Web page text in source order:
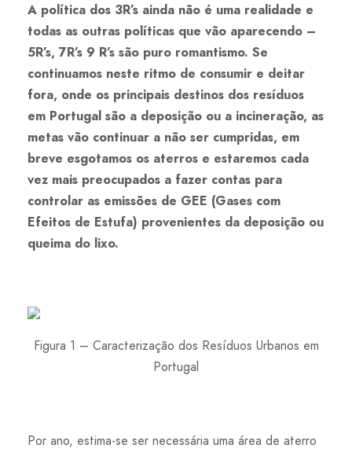
A política dos 3R’s ainda não é uma realidade e
todas as outras políticas que vão aparecendo –
5R’s, 7R’s 9 R’s são puro romantismo. Se
continuamos neste ritmo de consumir e deitar
fora, onde os principais destinos dos resíduos
em Portugal são a deposição ou a incineração, as
metas vão continuar a não ser cumpridas, em
breve esgotamos os aterros e estaremos cada
vez mais preocupados a fazer contas para
controlar as emissões de GEE (Gases com
Efeitos de Estufa) provenientes da deposição ou
queima do lixo.
Figura 1 – Caracterização dos Resíduos Urbanos em
Portugal
Por ano, estima-se ser necessária uma área de aterro